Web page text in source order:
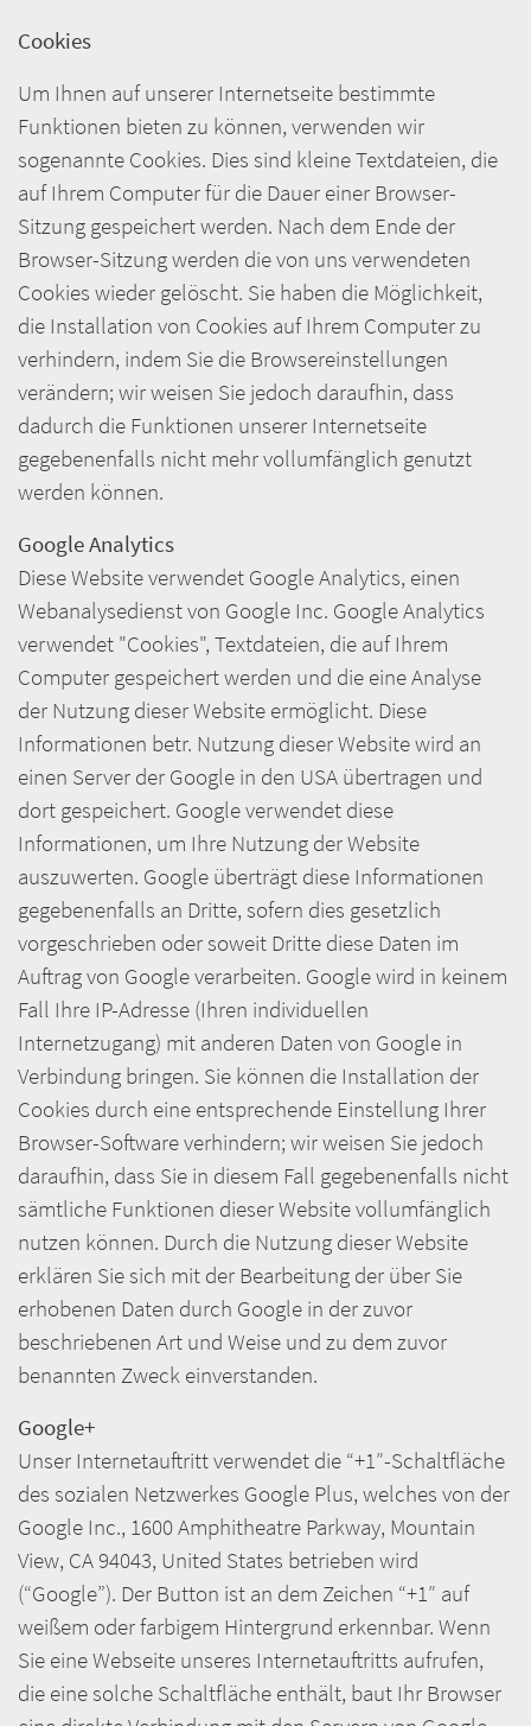
Cookies
Um Ihnen auf unserer Internetseite bestimmte
Funktionen bieten zu können, verwenden wir
sogenannte Cookies. Dies sind kleine Textdateien, die
auf Ihrem Computer für die Dauer einer Browser-
Sitzung gespeichert werden. Nach dem Ende der
Browser-Sitzung werden die von uns verwendeten
Cookies wieder gelöscht. Sie haben die Möglichkeit,
die Installation von Cookies auf Ihrem Computer zu
verhindern, indem Sie die Browsereinstellungen
verändern; wir weisen Sie jedoch daraufhin, dass
dadurch die Funktionen unserer Internetseite
gegebenenfalls nicht mehr vollumfänglich genutzt
werden können.
Google Analytics
Diese Website verwendet Google Analytics, einen
Webanalysedienst von Google Inc. Google Analytics
verwendet "Cookies", Textdateien, die auf Ihrem
Computer gespeichert werden und die eine Analyse
der Nutzung dieser Website ermöglicht. Diese
Informationen betr. Nutzung dieser Website wird an
einen Server der Google in den USA übertragen und
dort gespeichert. Google verwendet diese
Informationen, um Ihre Nutzung der Website
auszuwerten. Google überträgt diese Informationen
gegebenenfalls an Dritte, sofern dies gesetzlich
vorgeschrieben oder soweit Dritte diese Daten im
Auftrag von Google verarbeiten. Google wird in keinem
Fall Ihre IP-Adresse (Ihren individuellen
Internetzugang) mit anderen Daten von Google in
Verbindung bringen. Sie können die Installation der
Cookies durch eine entsprechende Einstellung Ihrer
Browser-Software verhindern; wir weisen Sie jedoch
daraufhin, dass Sie in diesem Fall gegebenenfalls nicht
sämtliche Funktionen dieser Website vollumfänglich
nutzen können. Durch die Nutzung dieser Website
erklären Sie sich mit der Bearbeitung der über Sie
erhobenen Daten durch Google in der zuvor
beschriebenen Art und Weise und zu dem zuvor
benannten Zweck einverstanden.
Google+
Unser Internetauftritt verwendet die “+1″-Schaltfläche
des sozialen Netzwerkes Google Plus, welches von der
Google Inc., 1600 Amphitheatre Parkway, Mountain
View, CA 94043, United States betrieben wird
(“Google”). Der Button ist an dem Zeichen “+1″ auf
weißem oder farbigem Hintergrund erkennbar. Wenn
Sie eine Webseite unseres Internetauftritts aufrufen,
die eine solche Schaltfläche enthält, baut Ihr Browser